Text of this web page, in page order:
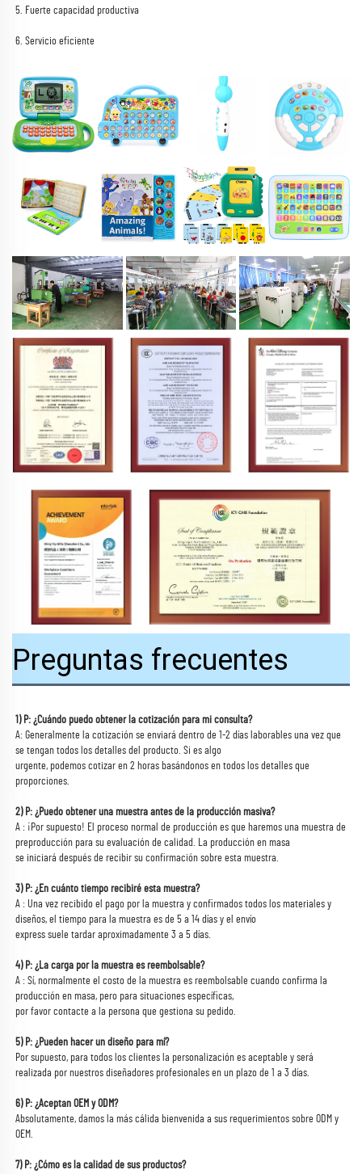
5. Fuerte capacidad productiva
6. Servicio eficiente
Preguntas frecuentes
1) P: ¿Cuándo puedo obtener la cotización para mi consulta?
A: Generalmente la cotización se enviará dentro de 1-2 días laborables una vez que
se tengan todos los detalles del producto. Si es algo
urgente, podemos cotizar en 2 horas basándonos en todos los detalles que
proporciones.
2) P: ¿Puedo obtener una muestra antes de la producción masiva?
A : ¡Por supuesto! El proceso normal de producción es que haremos una muestra de
preproducción para su evaluación de calidad. La producción en masa
se iniciará después de recibir su confirmación sobre esta muestra.
3) P: ¿En cuánto tiempo recibiré esta muestra?
A : Una vez recibido el pago por la muestra y confirmados todos los materiales y
diseños, el tiempo para la muestra es de 5 a 14 días y el envío
express suele tardar aproximadamente 3 a 5 días.
4) P: ¿La carga por la muestra es reembolsable?
A : Sí, normalmente el costo de la muestra es reembolsable cuando confirma la
producción en masa, pero para situaciones específicas,
por favor contacte a la persona que gestiona su pedido.
5) P: ¿Pueden hacer un diseño para mí?
Por supuesto, para todos los clientes la personalización es aceptable y será
realizada por nuestros diseñadores profesionales en un plazo de 1 a 3 días.
6) P: ¿Aceptan OEM y ODM?
Absolutamente, damos la más cálida bienvenida a sus requerimientos sobre ODM y
OEM.
7) P: ¿Cómo es la calidad de sus productos?